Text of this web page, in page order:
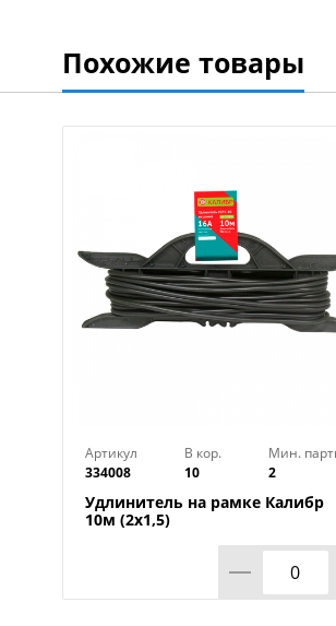
Похожие товары
Артикул
334008
В кор.
10
Мин.
2
Удлинитель на рамке Калибр
10м (2х1,5)